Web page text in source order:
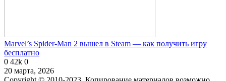
Marvel’s Spider-Man 2 вышел в Steam — как получить игру
бесплатно
0 42k 0
20 марта, 2026